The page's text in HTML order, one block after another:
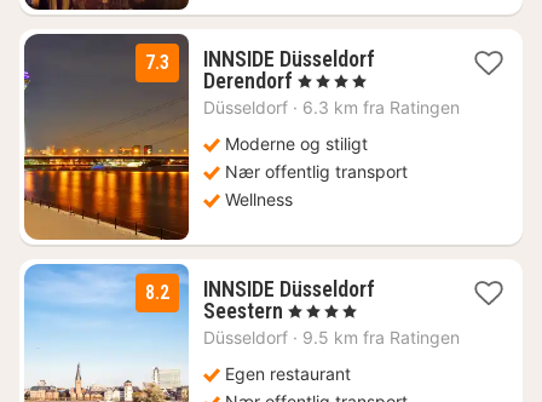
7.3
INNSIDE Düsseldorf
Derendorf 2
netter
1210
kr.
, 4 Stjerner
Düsseldorf · 6.3 km fra Ratingen
Moderne og stiligt
Nær offentlig transport
Wellness
8.2
INNSIDE Düsseldorf
Seestern 2
netter
990
kr.
, 4 Stjerner
Düsseldorf · 9.5 km fra Ratingen
Egen restaurant